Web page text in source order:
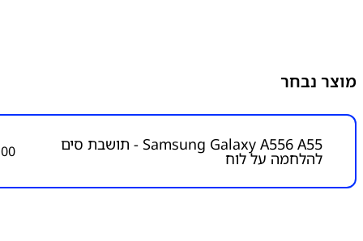
מוצר נבחר
Samsung Galaxy A556 A55 - תושבת סים
להלחמה על לוח